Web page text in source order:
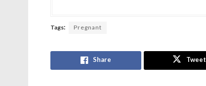
Tags: Pregnant
Share Tweet